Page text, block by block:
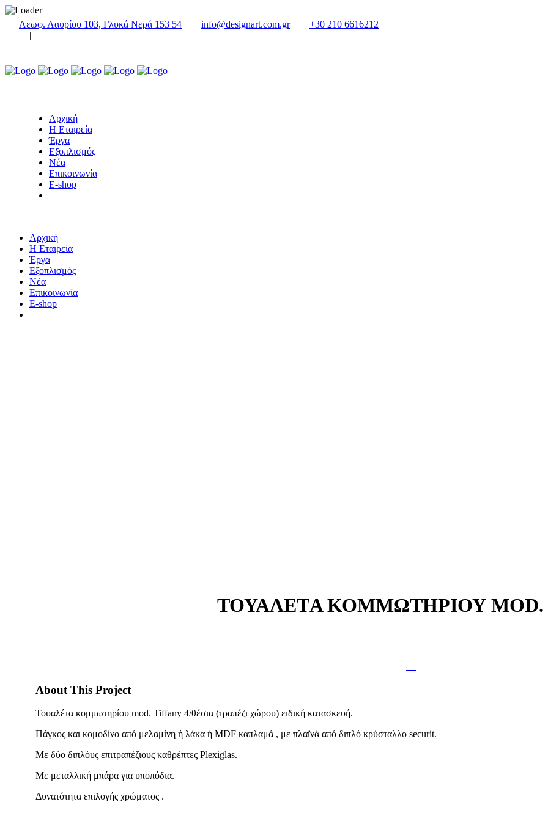
Λεωφ. Λαυρίου 103, Γλυκά Νερά 153 54 info@designart.com.gr
+30 210 6616212
|
Αρχική
Η Εταιρεία
Έργα
Εξοπλισμός
Νέα
Επικοινωνία
E-shop
Αρχική
Η Εταιρεία
Έργα
Εξοπλισμός
Νέα
Επικοινωνία
E-shop
ΤΟΥΑΛΕΤA ΚΟΜΜΩΤΗΡΙΟΥ MOD.
About This Project
Τουαλέτα κομμωτηρίου mod. Tiffany 4/θέσια (τραπέζι χώρου) ειδική κατασκευή.
Πάγκος και κομοδίνο από μελαμίνη ή λάκα ή MDF καπλαμά , με πλαϊνά από διπλό κρύσταλλο securit.
Με δύο διπλόυς επιτραπέζιους καθρέπτες Plexiglas.
Με μεταλλική μπάρα για υποπόδια.
Δυνατότητα επιλογής χρώματος .